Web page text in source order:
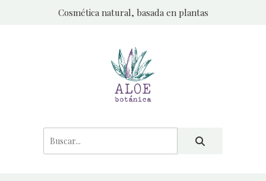
Cosmética natural, basada en plantas